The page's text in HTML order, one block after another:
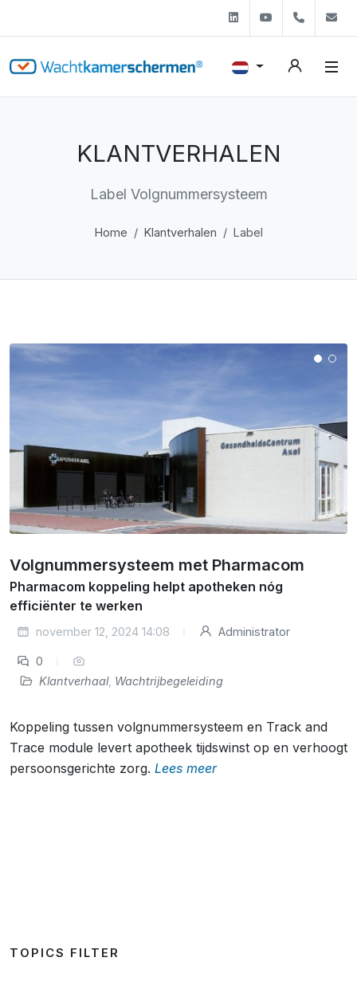
LinkedinYoutube+31
KLANTVERHALEN
Label Volgnummersysteem
Home Klantverhalen Label
Volgnummersysteem met Pharmacom
Pharmacom koppeling helpt apotheken nóg
efficiënter te werken
november 12, 2024 14:08 Administrator
0
Klantverhaal, Wachtrijbegeleiding
Koppeling tussen volgnummersysteem en Track and
Trace module levert apotheek tijdswinst op en verhoogt
persoonsgerichte zorg. Lees meer
TOPICS FILTER